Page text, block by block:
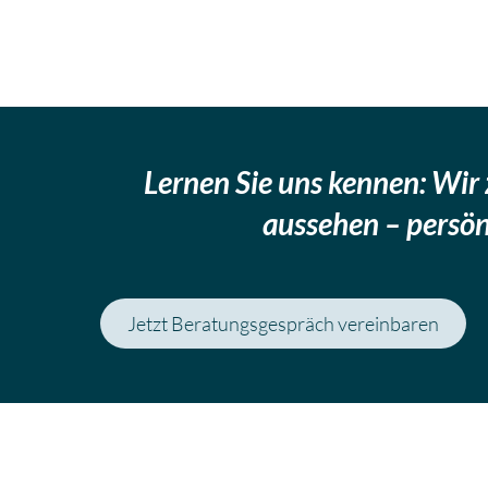
Lernen Sie uns kennen:
aussehen –
Jetzt Beratungsgespräch vereinbaren